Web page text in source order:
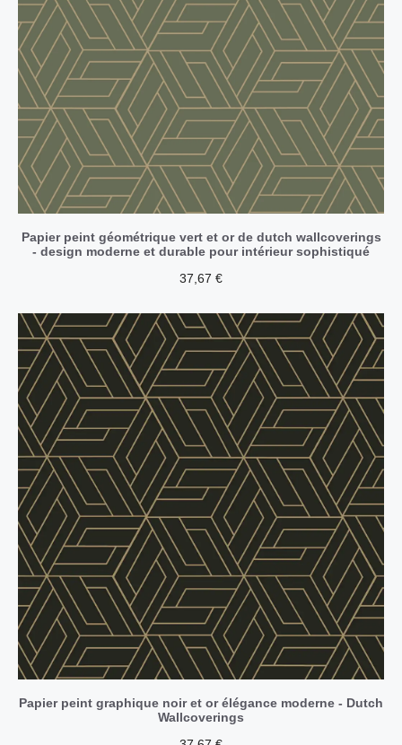
Papier peint géométrique vert et or de dutch wallcoverings
- design moderne et durable pour intérieur sophistiqué
37,67 €
Papier peint graphique noir et or élégance moderne - Dutch
Wallcoverings